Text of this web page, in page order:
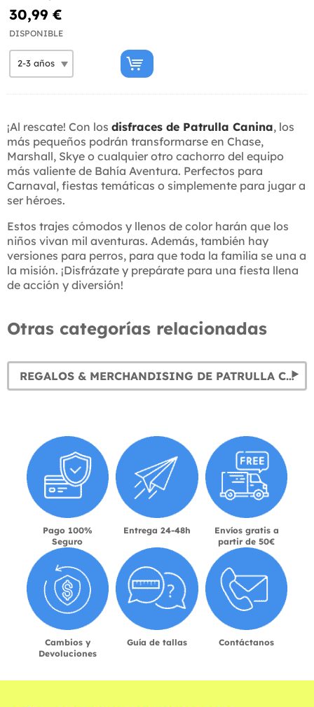
30,99 €
DISPONIBLE
¡Al rescate! Con los disfraces de Patrulla Canina, los
más pequeños podrán transformarse en Chase,
Marshall, Skye o cualquier otro cachorro del equipo
más valiente de Bahía Aventura. Perfectos para
Carnaval, fiestas temáticas o simplemente para jugar a
ser héroes.
Estos trajes cómodos y llenos de color harán que los
niños vivan mil aventuras. Además, también hay
versiones para perros, para que toda la familia se una a
la misión. ¡Disfrázate y prepárate para una fiesta llena
de acción y diversión!
Otras categorías relacionadas
REGALOS & MERCHANDISING DE PATRULLA CANINA
Pago 100%
Seguro
Entrega 24-48h
Envíos gratis a
partir de 50€
Cambios y
Devoluciones
Guía de tallas Contáctanos